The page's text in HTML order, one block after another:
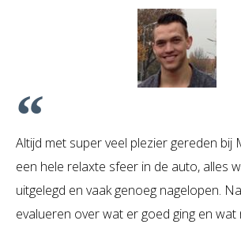
Altijd met super veel plezier gereden bij
een hele relaxte sfeer in de auto, alles
uitgelegd en vaak genoeg nagelopen.
evalueren over wat er goed ging en